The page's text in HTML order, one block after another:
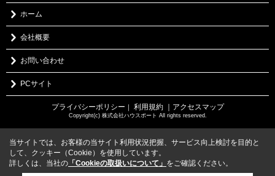
ホーム
会社概要
お問い合わせ
PCサイト
プライバシーポリシー ｜ 利用規約 ｜アクセスマップ
Copyright(c) 株式会社ハウスポート All rights reserved.
当サイトでは、お客様の当サイト利用状況把握、サービス向上検討を目的と
して、クッキー（Cookie）を使用しています。
詳しくは、当社の 「Cookieの取扱いについて」 をご確認ください。